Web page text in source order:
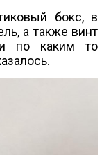
бокс, в
а также винт
по каким то